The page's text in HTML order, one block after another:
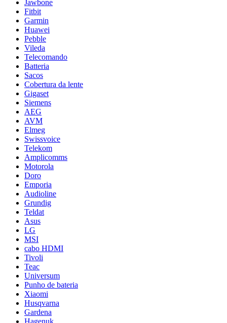
Jawbone
Fitbit
Garmin
Huawei
Pebble
Vileda
Telecomando
Batteria
Sacos
Cobertura da lente
Gigaset
Siemens
AEG
AVM
Elmeg
Swissvoice
Telekom
Amplicomms
Motorola
Doro
Emporia
Audioline
Grundig
Teldat
Asus
LG
MSI
cabo HDMI
Tivoli
Teac
Universum
Punho de bateria
Xiaomi
Husqvarna
Gardena
Hagenuk